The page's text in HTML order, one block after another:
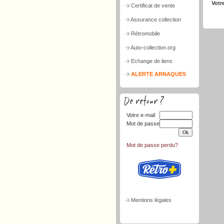
Certificat de vente
Assurance collection
Rétromobile
Auto-collection.org
Echange de liens
ALERTE ARNAQUES
Votre e-mail
Mot de passe
Mot de passe perdu?
Mentions légales